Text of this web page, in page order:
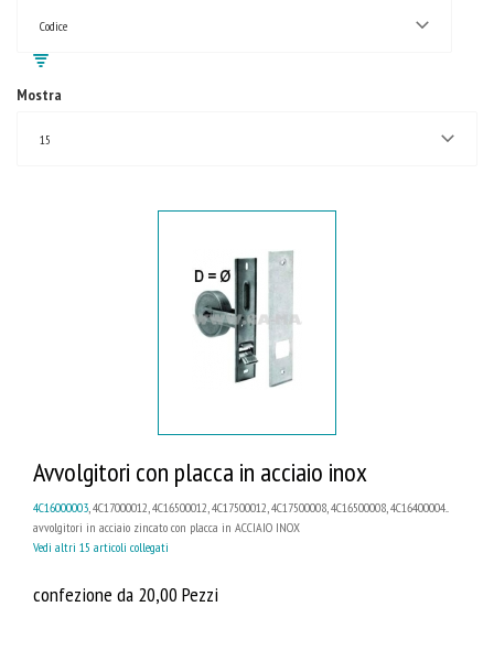
Codice
Mostra
15
Avvolgitori con placca in acciaio inox
4C16000003, 4C17000012, 4C16500012, 4C17500012, 4C17500008, 4C16500008, 4C16400004...
avvolgitori in acciaio zincato con placca in ACCIAIO INOX
Vedi altri 15 articoli collegati
confezione da 20,00 Pezzi